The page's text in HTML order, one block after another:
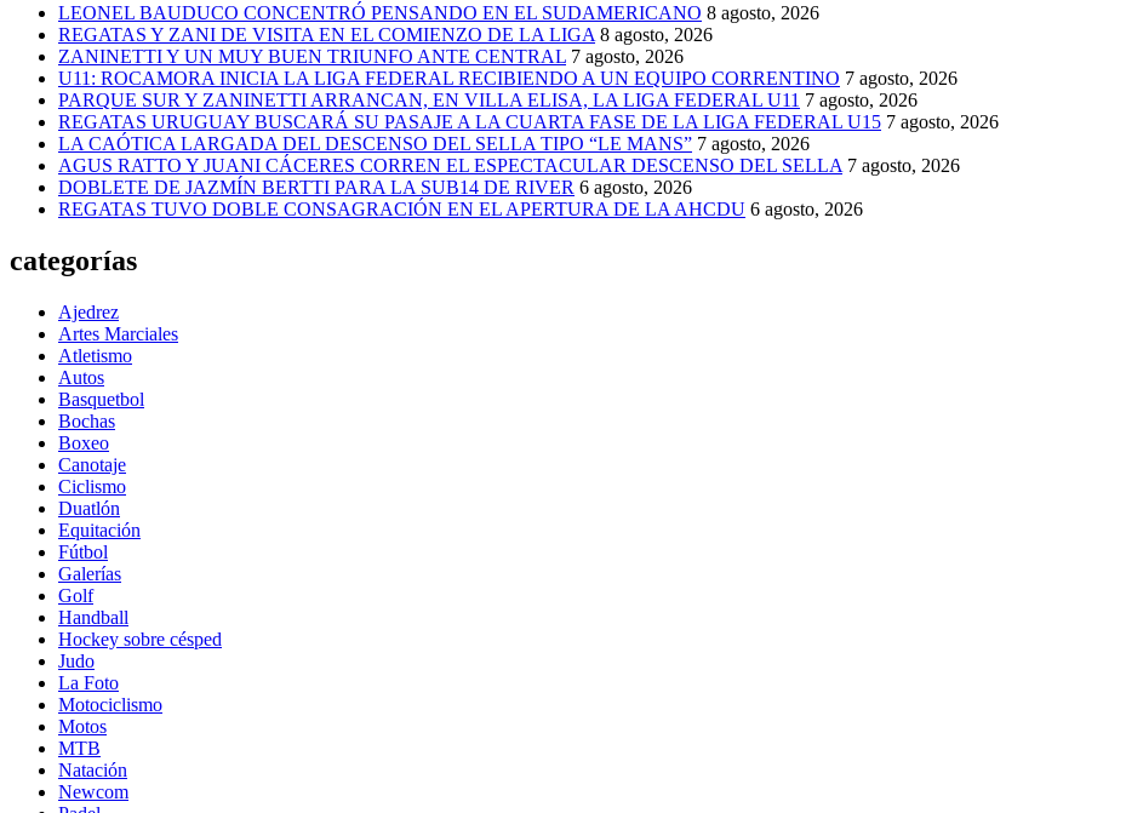
LEONEL BAUDUCO CONCENTRÓ PENSANDO EN EL SUDAMERICANO 8 agosto, 2026
REGATAS Y ZANI DE VISITA EN EL COMIENZO DE LA LIGA 8 agosto, 2026
ZANINETTI Y UN MUY BUEN TRIUNFO ANTE CENTRAL 7 agosto, 2026
U11: ROCAMORA INICIA LA LIGA FEDERAL RECIBIENDO A UN EQUIPO CORRENTINO 7 agosto, 2026
PARQUE SUR Y ZANINETTI ARRANCAN, EN VILLA ELISA, LA LIGA FEDERAL U11 7 agosto, 2026
REGATAS URUGUAY BUSCARÁ SU PASAJE A LA CUARTA FASE DE LA LIGA FEDERAL U15 7 agosto, 2026
LA CAÓTICA LARGADA DEL DESCENSO DEL SELLA TIPO “LE MANS” 7 agosto, 2026
AGUS RATTO Y JUANI CÁCERES CORREN EL ESPECTACULAR DESCENSO DEL SELLA 7 agosto, 2026
DOBLETE DE JAZMÍN BERTTI PARA LA SUB14 DE RIVER 6 agosto, 2026
REGATAS TUVO DOBLE CONSAGRACIÓN EN EL APERTURA DE LA AHCDU 6 agosto, 2026
categorías
Ajedrez
Artes Marciales
Atletismo
Autos
Basquetbol
Bochas
Boxeo
Canotaje
Ciclismo
Duatlón
Equitación
Fútbol
Galerías
Golf
Handball
Hockey sobre césped
Judo
La Foto
Motociclismo
Motos
MTB
Natación
Newcom